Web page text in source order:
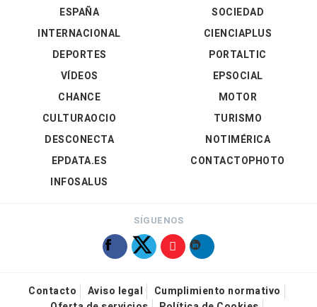
ESPAÑA
INTERNACIONAL
DEPORTES
VÍDEOS
SOCIEDAD
CIENCIAPLUS
PORTALTIC
EPSOCIAL
CHANCE
CULTURAOCIO
DESCONECTA
EPDATA.ES
INFOSALUS
MOTOR
TURISMO
NOTIMÉRICA
CONTACTOPHOTO
SÍGUENOS
Contacto Aviso legal
Cumplimiento normativo